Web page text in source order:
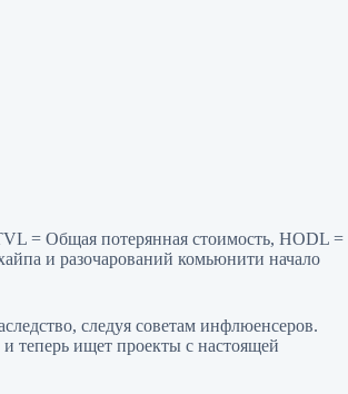
= Общая потерянная стоимость, HODL =
и разочарований комьюнити начало
следуя советам инфлюенсеров.
теперь ищет проекты с настоящей